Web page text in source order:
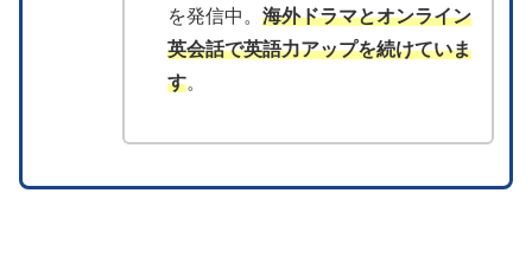
を発信中。海外ドラマとオンライン
英会話で英語力アップを続けていま
す。